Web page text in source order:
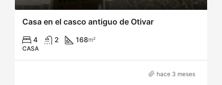
Casa en el casco antiguo de Otivar
4 2 168m²
CASA
hace 3 meses